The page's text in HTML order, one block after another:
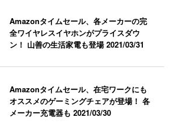
Amazonタイムセール、各メーカーの完
全ワイヤレスイヤホンがプライスダウ
ン！ 山善の生活家電も登場2021/03/31
Amazonタイムセール、在宅ワークにも
オススメのゲーミングチェアが登場！ 各
メーカー充電器も2021/03/30